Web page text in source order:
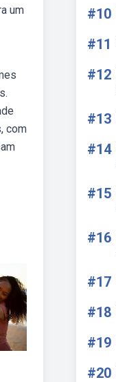
um
com
#10
#11
#12
#13
#14
#15
#16
#17
#18
#19
#20